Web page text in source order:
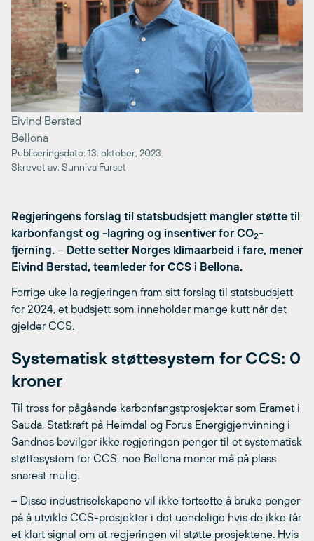
Eivind Berstad
Bellona
Publiseringsdato: 13. oktober, 2023
Skrevet av: Sunniva Furset
Regjeringens forslag til statsbudsjett mangler støtte til
karbonfangst og -lagring og insentiver for CO2-
fjerning. – Dette setter Norges klimaarbeid i fare, mener
Eivind Berstad, teamleder for CCS i Bellona.
Forrige uke la regjeringen fram sitt forslag til statsbudsjett
for 2024, et budsjett som inneholder mange kutt når det
gjelder CCS.
Systematisk støttesystem for CCS: 0
kroner
Til tross for pågående karbonfangstprosjekter som Eramet i
Sauda, Statkraft på Heimdal og Forus Energigjenvinning i
Sandnes bevilger ikke regjeringen penger til et systematisk
støttesystem for CCS, noe Bellona mener må på plass
snarest mulig.
– Disse industriselskapene vil ikke fortsette å bruke penger
på å utvikle CCS-prosjekter i det uendelige hvis de ikke får
et klart signal om at regjeringen vil støtte prosjektene. Hvis